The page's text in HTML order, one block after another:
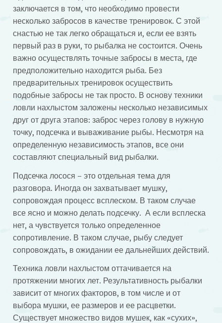
заключается в том, что необходимо провести
несколько забросов в качестве тренировок. С этой
снастью не так легко обращаться и, если ее взять
первый раз в руки, то рыбалка не состоится. Очень
важно осуществлять точные забросы в места, где
предположительно находится рыба. Без
предварительных тренировок осуществить
подобные забросы не так просто. В основу техники
ловли нахлыстом заложены несколько независимых
друг от друга этапов: заброс через голову в нужную
точку, подсечка и вываживание рыбы. Несмотря на
определенную независимость этапов, все они
составляют специальный вид рыбалки.
Подсечка лосося – это отдельная тема для
разговора. Иногда он захватывает мушку,
сопровождая процесс всплеском. В таком случае
все ясно и можно делать подсечку. А если всплеска
нет, а чувствуется только определенное
сопротивление. В таком случае, рыбу следует
сопровождать, в ожидании ее дальнейших действий.
Техника ловли нахлыстом оттачивается на
протяжении многих лет. Результативность рыбалки
зависит от многих факторов, в том числе и от
выбора мушки, ее размеров и ее расцветки.
Существует множество видов мушек, как «сухих»,